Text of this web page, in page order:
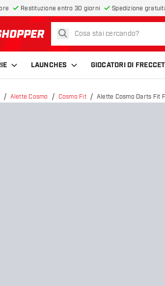
Restituzione entro 30 giorni Spedizione
alla home page
cerca
LAUNCHES GIOCATORI DI
Alette Cosmo Cosmo Fit Alette Cosmo Darts Fit